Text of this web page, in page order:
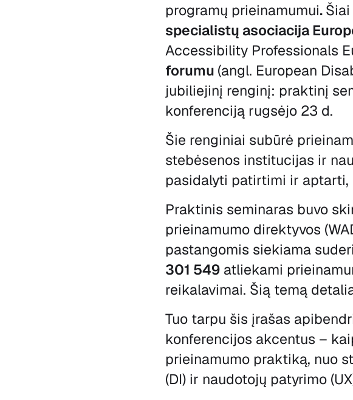
programų prieinamumui.
specialistų asociacija
Accessibility Professionals
forumu (angl. European
jubiliejinį renginį: praktinį
konferenciją rugsėjo 23 d.
Šie renginiai subūrė
stebėsenos institucijas ir
pasidalyti patirtimi ir
Praktinis seminaras buvo
prieinamumo direktyvos
pastangomis siekiama
301 549 atliekami
reikalavimai. Šią temą
Tuo tarpu šis įrašas
konferencijos akcentus –
prieinamumo praktiką, nuo
(DI) ir naudotojų patyrimo